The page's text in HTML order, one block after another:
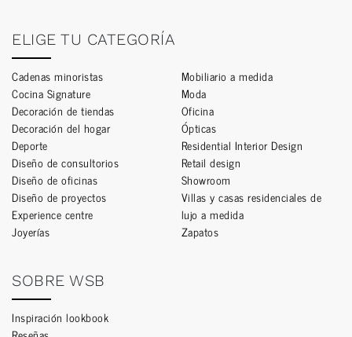
ELIGE TU CATEGORÍA
Cadenas minoristas
Cocina Signature
Decoración de tiendas
Decoración del hogar
Deporte
Diseño de consultorios
Diseño de oficinas
Diseño de proyectos
Experience centre
Joyerías
Mobiliario a medida
Moda
Oficina
Ópticas
Residential Interior Design
Retail design
Showroom
Villas y casas residenciales de
lujo a medida
Zapatos
SOBRE WSB
Inspiración lookbook